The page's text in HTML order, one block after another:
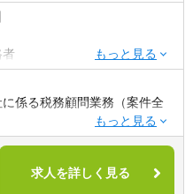
科目以上）で会計事務所での
務経験をお持ちの方
係る税務顧問業務（案件全
納税、相続対策等に係る会
ティング業務（約10％）
税務業務(約45％)
求人を詳しく見る